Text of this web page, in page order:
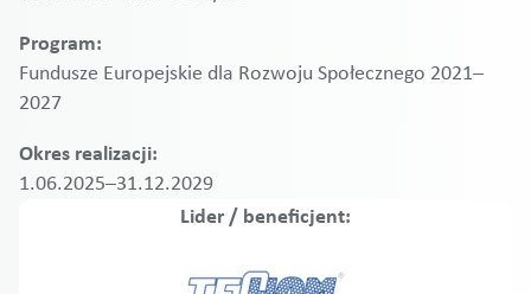
Program:
Fundusze Europejskie dla Rozwoju Społecznego 2021–
2027
Okres realizacji:
1.06.2025–31.12.2029
Lider / beneficjent: